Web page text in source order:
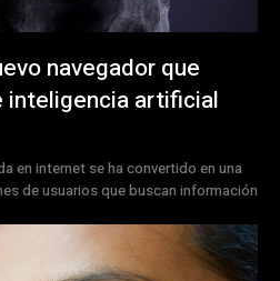
navegador que
inteligencia artificial
en internet se ha convertido en una
de usuarios que buscan información